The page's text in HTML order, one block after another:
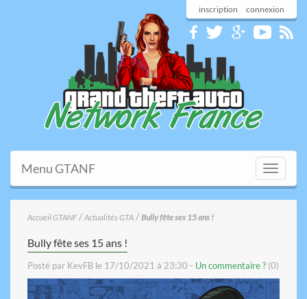
inscription connexion
Toggle
Menu GTANF
Accueil GTANF/ Actualités GTA / Bully fête ses 15 ans !
Bully fête ses 15 ans !
Posté par KevFB le 17/10/2021 à 23:30 - Un commentaire ? (0)